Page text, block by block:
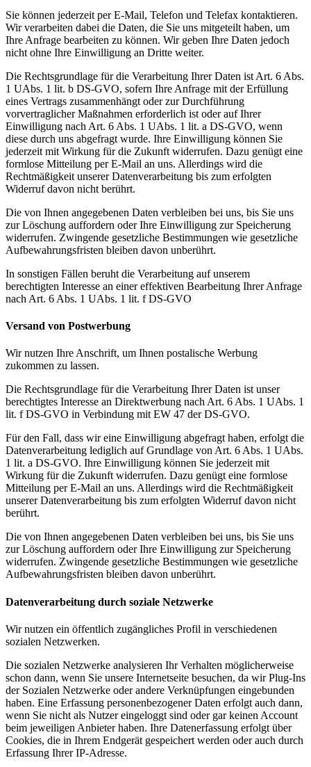
Sie können jederzeit per E-Mail, Telefon und Telefax kontaktieren.
Wir verarbeiten dabei die Daten, die Sie uns mitgeteilt haben, um
Ihre Anfrage bearbeiten zu können. Wir geben Ihre Daten jedoch
nicht ohne Ihre Einwilligung an Dritte weiter.
Die Rechtsgrundlage für die Verarbeitung Ihrer Daten ist Art. 6 Abs.
1 UAbs. 1 lit. b DS-GVO, sofern Ihre Anfrage mit der Erfüllung
eines Vertrags zusammenhängt oder zur Durchführung
vorvertraglicher Maßnahmen erforderlich ist oder auf Ihrer
Einwilligung nach Art. 6 Abs. 1 UAbs. 1 lit. a DS-GVO, wenn
diese durch uns abgefragt wurde. Ihre Einwilligung können Sie
jederzeit mit Wirkung für die Zukunft widerrufen. Dazu genügt eine
formlose Mitteilung per E-Mail an uns. Allerdings wird die
Rechtmäßigkeit unserer Datenverarbeitung bis zum erfolgten
Widerruf davon nicht berührt.
Die von Ihnen angegebenen Daten verbleiben bei uns, bis Sie uns
zur Löschung auffordern oder Ihre Einwilligung zur Speicherung
widerrufen. Zwingende gesetzliche Bestimmungen wie gesetzliche
Aufbewahrungsfristen bleiben davon unberührt.
In sonstigen Fällen beruht die Verarbeitung auf unserem
berechtigten Interesse an einer effektiven Bearbeitung Ihrer Anfrage
nach Art. 6 Abs. 1 UAbs. 1 lit. f DS-GVO
Versand von Postwerbung
Wir nutzen Ihre Anschrift, um Ihnen postalische Werbung
zukommen zu lassen.
Die Rechtsgrundlage für die Verarbeitung Ihrer Daten ist unser
berechtigtes Interesse an Direktwerbung nach Art. 6 Abs. 1 UAbs. 1
lit. f DS-GVO in Verbindung mit EW 47 der DS-GVO.
Für den Fall, dass wir eine Einwilligung abgefragt haben, erfolgt die
Datenverarbeitung lediglich auf Grundlage von Art. 6 Abs. 1 UAbs.
1 lit. a DS-GVO. Ihre Einwilligung können Sie jederzeit mit
Wirkung für die Zukunft widerrufen. Dazu genügt eine formlose
Mitteilung per E-Mail an uns. Allerdings wird die Rechtmäßigkeit
unserer Datenverarbeitung bis zum erfolgten Widerruf davon nicht
berührt.
Die von Ihnen angegebenen Daten verbleiben bei uns, bis Sie uns
zur Löschung auffordern oder Ihre Einwilligung zur Speicherung
widerrufen. Zwingende gesetzliche Bestimmungen wie gesetzliche
Aufbewahrungsfristen bleiben davon unberührt.
Datenverarbeitung durch soziale Netzwerke
Wir nutzen ein öffentlich zugängliches Profil in verschiedenen
sozialen Netzwerken.
Die sozialen Netzwerke analysieren Ihr Verhalten möglicherweise
schon dann, wenn Sie unsere Internetseite besuchen, da wir Plug-Ins
der Sozialen Netzwerke oder andere Verknüpfungen eingebunden
haben. Eine Erfassung personenbezogener Daten erfolgt auch dann,
wenn Sie nicht als Nutzer eingeloggt sind oder gar keinen Account
beim jeweiligen Anbieter haben. Ihre Datenerfassung erfolgt über
Cookies, die in Ihrem Endgerät gespeichert werden oder auch durch
Erfassung Ihrer IP-Adresse.